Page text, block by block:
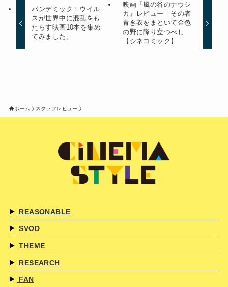
パンデミック！ウイル
スが世界中に混乱をも
たらす映画10本を集め
てみました。
映画『風の谷のナウシ
カ』レビュー｜その者
青き衣をまといて金色
の野に降り立つべし
【シネコミック】
ホーム スタッフレビュー
REASONABLE
SVOD
THEME
RESEARCH
FAN